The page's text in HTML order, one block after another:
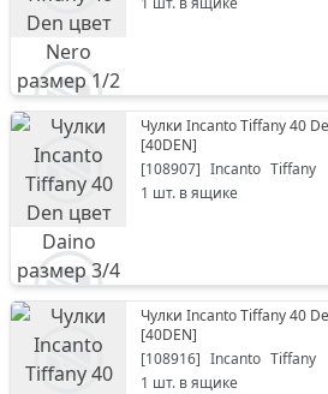
Чулки Incanto Tiffany 40
[40DEN]
[108907] Incanto Tiffany
1 шт. в ящике
Чулки Incanto Tiffany 40
[40DEN]
[108916] Incanto Tiffany
1 шт. в ящике